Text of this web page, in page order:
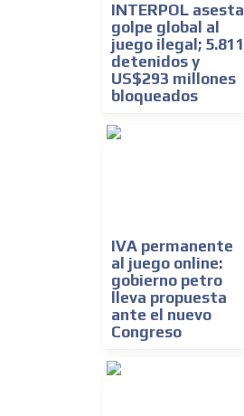
INTERPOL asesta
golpe global al
juego ilegal; 5.811
detenidos y
US$293 millones
bloqueados
IVA permanente
al juego online:
gobierno petro
lleva propuesta
ante el nuevo
Congreso